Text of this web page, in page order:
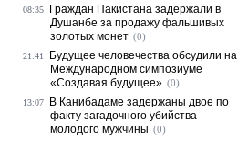
08:35
Граждан Пакистана задержали в
Душанбе за продажу фальшивых
золотых монет (0)
21:41
Будущее человечества обсудили на
Международном симпозиуме
«Создавая будущее» (0)
13:07
В Канибадаме задержаны двое по
факту загадочного убийства
молодого мужчины (0)